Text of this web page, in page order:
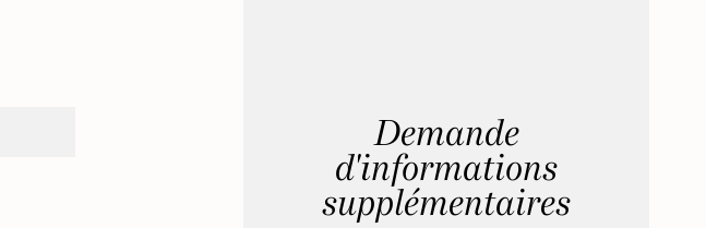
Demande
d'informations
supplémentaires